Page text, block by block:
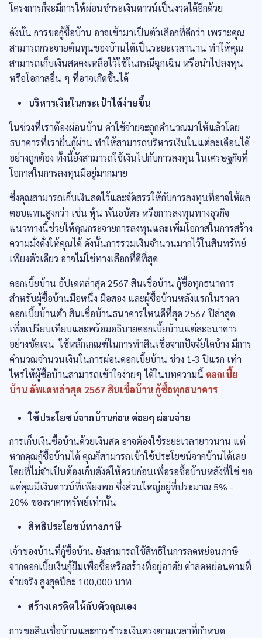
โครงการก็จะมีการให้ผ่อนชำระเงินดาวน์เป็นงวดได้อีกด้วย
ดังนั้น การขอกู้ซื้อบ้าน อาจเข้ามาเป็นตัวเลือกที่ดีกว่า เพราะคุณ
สามารถกระจายต้นทุนของบ้านได้เป็นระยะเวลานาน ทำให้คุณ
สามารถเก็บเงินสดคงเหลือไว้ใช้ในกรณีฉุกเฉิน หรือนำไปลงทุน
หรือโอกาสอื่น ๆ ที่อาจเกิดขึ้นได้
บริหารเงินในกระเป๋าได้ง่ายขึ้น
ในช่วงที่เราต้องผ่อนบ้าน ค่าใช้จ่ายจะถูกคำนวณมาให้แล้วโดย
ธนาคารที่เรายื่นกู้ผ่าน ทำให้สามารถบริหารเงินในแต่ละเดือนได้
อย่างถูกต้อง ทั้งนี้ยังสามารถใช้เงินไปกับการลงทุน ในเศรษฐกิจที่
โอกาสในการลงทุนมีอยู่มากมาย
ซึ่งคุณสามารถเก็บเงินสดไว้และจัดสรรให้กับการลงทุนที่อาจให้ผล
ตอบแทนสูงกว่า เช่น หุ้น พันธบัตร หรือการลงทุนทางธุรกิจ
แนวทางนี้ช่วยให้คุณกระจายการลงทุนและเพิ่มโอกาสในการสร้าง
ความมั่งคั่งให้คุณได้ ดังนั้นการรวมเงินจำนวนมากไว้ในสินทรัพย์
เพียงตัวเดียว อาจไม่ใช่ทางเลือกที่ดีที่สุด
ดอกเบี้ยบ้าน อัปเดตล่าสุด 2567 สินเชื่อบ้าน กู้ซื้อทุกธนาคาร
สำหรับผู้ซื้อบ้านมือหนึ่ง มือสอง และผู้ซื้อบ้านหลังแรกในราคา
ดอกเบี้ยบ้านต่ำ สินเชื่อบ้านธนาคารไหนดีที่สุด 2567 ปีล่าสุด
เพื่อเปรียบเทียบและพร้อมอธิบายดอกเบี้ยบ้านแต่ละธนาคาร
อย่างชัดเจน ใช้หลักเกณฑ์ในการทำสินเชื่อจากปัจจัยใดบ้าง มีการ
คำนวณจำนวนเงินในการผ่อนดอกเบี้ยบ้าน ช่วง 1-3 ปีแรก เท่า
ไหร่ให้ผู้ซื้อบ้านสามารถเข้าใจง่ายๆ ได้ในบทความนี้ ดอกเบี้ย
บ้าน อัพเดทล่าสุด 2567 สินเชื่อบ้าน กู้ซื้อทุกธนาคาร
ใช้ประโยชน์จากบ้านก่อน ค่อยๆ ผ่อนจ่าย
การเก็บเงินซื้อบ้านด้วยเงินสด อาจต้องใช้ระยะเวลายาวนาน แต่
หากคุณกู้ซื้อบ้านได้ คุณก็สามารถเข้าใช้ประโยชน์จากบ้านได้เลย
โดยที่ไม่จำเป็นต้องเก็บตังค์ให้ครบก่อนเพื่อรอซื้อบ้านหลังที่ใช่ ขอ
แค่คุณมีเงินดาวน์ที่เพียงพอ ซึ่งส่วนใหญ่อยู่ที่ประมาณ 5% -
20% ของราคาทรัพย์เท่านั้น
สิทธิประโยชน์ทางภาษี
เจ้าของบ้านที่กู้ซื้อบ้าน ยังสามารถใช้สิทธิในการลดหย่อนภาษี
จากดอกเบี้ยเงินกู้ยืมเพื่อซื้อหรือสร้างที่อยู่อาศัย ค่าลดหย่อนตามที่
จ่ายจริง สูงสุดปีละ 100,000 บาท
สร้างเครดิตให้กับตัวคุณเอง
การขอสินเชื่อบ้านและการชำระเงินตรงตามเวลาที่กำหนด